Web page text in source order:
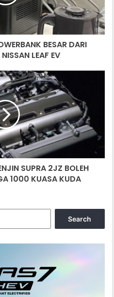
BESAR DARI
LEAF EV
SUPRA 2JZ BOLEH
1000 KUASA KUDA